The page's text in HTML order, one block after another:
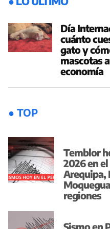
Día
cuánto
gato y
mascotas
economía
● TOP
Temblor
2026 en
Arequipa,
regiones
Sismo en